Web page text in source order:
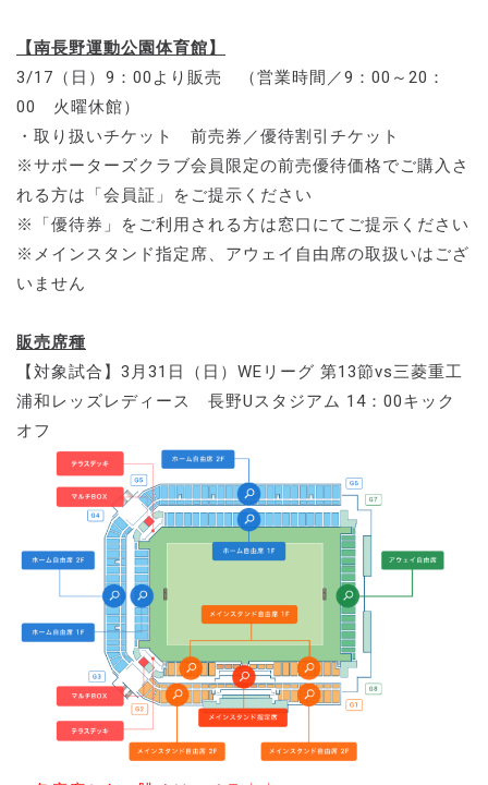
【南長野運動公園体育館】
3/17（日）9：00より販売 （営業時間／9：00～20：
00 火曜休館）
・取り扱いチケット 前売券／優待割引チケット
※サポーターズクラブ会員限定の前売優待価格でご購入さ
れる方は「会員証」をご提示ください
※「優待券」をご利用される方は窓口にてご提示ください
※メインスタンド指定席、アウェイ自由席の取扱いはござ
いません
販売席種
【対象試合】3月31日（日）WEリーグ 第13節vs三菱重工
浦和レッズレディース 長野Uスタジアム 14：00キック
オフ